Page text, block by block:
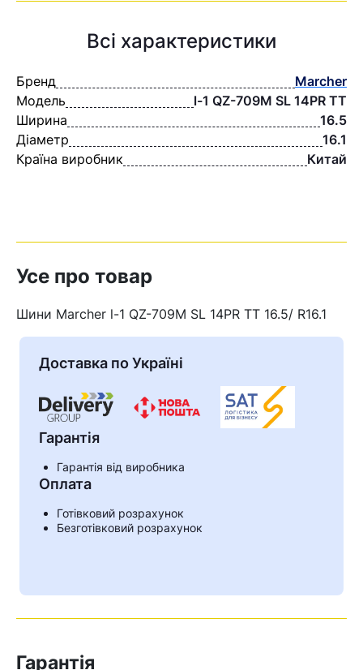
Кошик
У кошику немає товарів.
Оператор зв’яжеться з вами
Всі характеристики
Бренд
Marcher
Модель
l-1 QZ-709M SL 14PR TT
Ширина
16.5
Діаметр
16.1
Країна виробник
Китай
Усе про товар
Шини Marcher l-1 QZ-709M SL 14PR TT 16.5/ R16.1
Доставка по Україні
Гарантія
Гарантія від виробника
Оплата
Готівковий розрахунок
Безготівковий розрахунок
Гарантія